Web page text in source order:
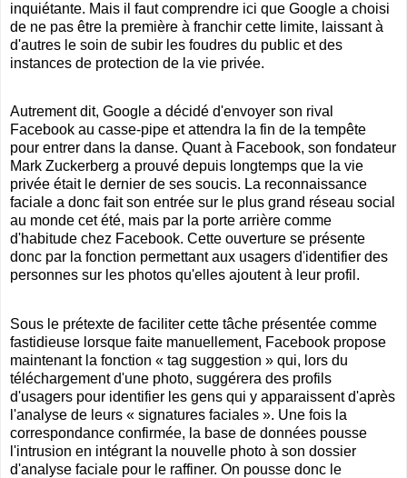
inquiétante. Mais il faut comprendre ici que Google a choisi
de ne pas être la première à franchir cette limite, laissant à
d'autres le soin de subir les foudres du public et des
instances de protection de la vie privée.
Autrement dit, Google a décidé d'envoyer son rival
Facebook au casse-pipe et attendra la fin de la tempête
pour entrer dans la danse. Quant à Facebook, son fondateur
Mark Zuckerberg a prouvé depuis longtemps que la vie
privée était le dernier de ses soucis. La reconnaissance
faciale a donc fait son entrée sur le plus grand réseau social
au monde cet été, mais par la porte arrière comme
d'habitude chez Facebook. Cette ouverture se présente
donc par la fonction permettant aux usagers d'identifier des
personnes sur les photos qu'elles ajoutent à leur profil.
Sous le prétexte de faciliter cette tâche présentée comme
fastidieuse lorsque faite manuellement, Facebook propose
maintenant la fonction « tag suggestion » qui, lors du
téléchargement d'une photo, suggérera des profils
d'usagers pour identifier les gens qui y apparaissent d'après
l'analyse de leurs « signatures faciales ». Une fois la
correspondance confirmée, la base de données pousse
l'intrusion en intégrant la nouvelle photo à son dossier
d'analyse faciale pour le raffiner. On pousse donc le